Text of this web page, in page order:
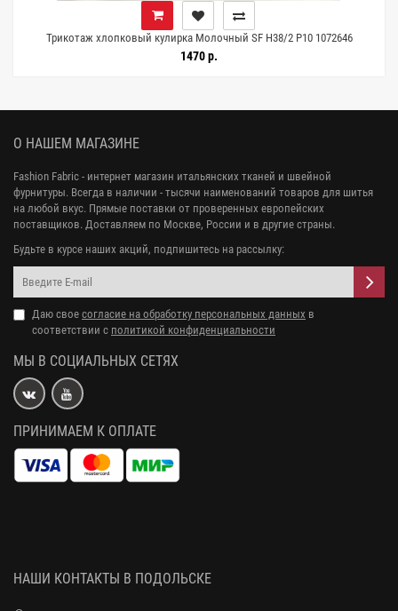
Трикотаж хлопковый кулирка Молочный SF H38/2 P10 1072646
1470 р.
О НАШЕМ МАГАЗИНЕ
Fashion Fabric - интернет магазин итальянских тканей и швейной
фурнитуры. Всегда в наличии - тысячи наименований товаров для шитья
на любой вкус. Прямые поставки от проверенных европейских
поставщиков. Доставляем по Москве, России и в другие страны.
Будьте в курсе наших акций, подпишитесь на рассылку:
Даю свое согласие на обработку персональных данных в
соответствии с политикой конфиденциальности
МЫ В СОЦИАЛЬНЫХ СЕТЯХ
ПРИНИМАЕМ К ОПЛАТЕ
НАШИ КОНТАКТЫ В ПОДОЛЬСКЕ